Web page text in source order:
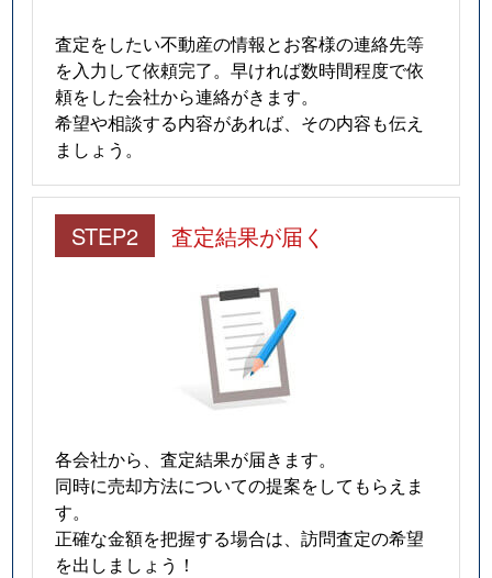
査定をしたい不動産の情報とお客様の連絡先等
を入力して依頼完了。早ければ数時間程度で依
頼をした会社から連絡がきます。
希望や相談する内容があれば、その内容も伝え
ましょう。
STEP2 査定結果が届く
各会社から、査定結果が届きます。
同時に売却方法についての提案をしてもらえま
す。
正確な金額を把握する場合は、訪問査定の希望
を出しましょう！